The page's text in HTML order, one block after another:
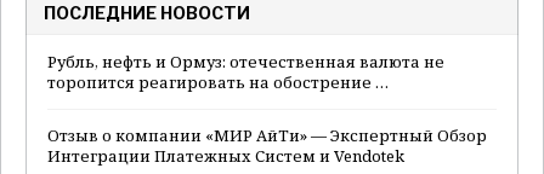
ПОСЛЕДНИЕ НОВОСТИ
Рубль, нефть и Ормуз: отечественная валюта не
торопится реагировать на обострение …
Отзыв о компании «МИР АйТи» — Экспертный Обзор
Интеграции Платежных Систем и Vendotek